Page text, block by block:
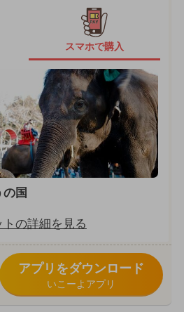
スマホで購入
の国
トの詳細を見る
アプリをダウンロード
いこーよアプリ